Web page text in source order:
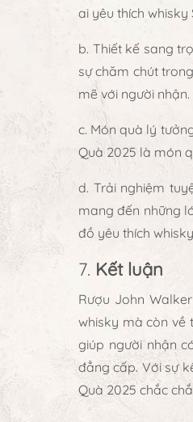
ai yêu thích
b. Thiết kế sang
sự chăm chút
mẽ với người nhận.
c. Món quà lý
Quà 2025 là món
d. Trải nghiệm
mang đến những
đồ yêu thích
7. Kết luận
Rượu John
whisky mà còn về
giúp người nhận
đẳng cấp. Với sự
Quà 2025 chắc